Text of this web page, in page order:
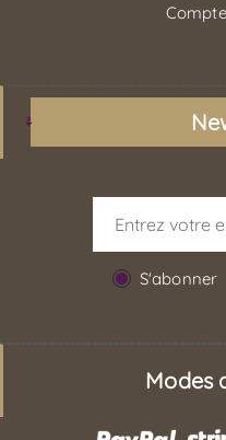
S'abonner
Modes